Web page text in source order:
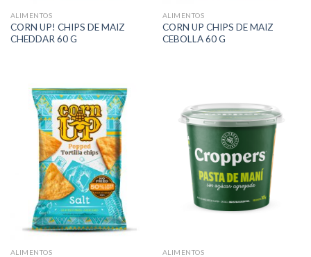
ALIMENTOS
CORN UP! CHIPS DE MAIZ
CHEDDAR 60 G
ALIMENTOS
CORN UP CHIPS DE MAIZ
CEBOLLA 60 G
ALIMENTOS ALIMENTOS